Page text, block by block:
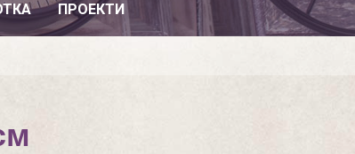
ПРОЕКТИ